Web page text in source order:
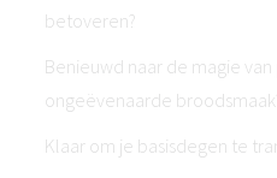
betoveren?
Benieuwd naar de magie
ongeëvenaarde
Klaar om je basisdegen te